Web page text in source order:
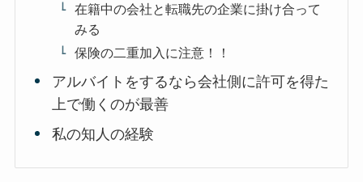
在籍中の会社と転職先の企業に掛け合って
みる
保険の二重加入に注意！！
アルバイトをするなら会社側に許可を得た
上で働くのが最善
私の知人の経験